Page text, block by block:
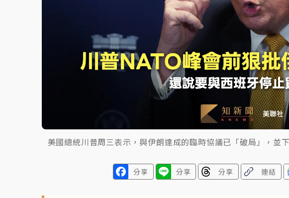
美國總統川普周三表示，與伊朗達成的臨時協議已「破局」，並
分享 分享 分享 連結